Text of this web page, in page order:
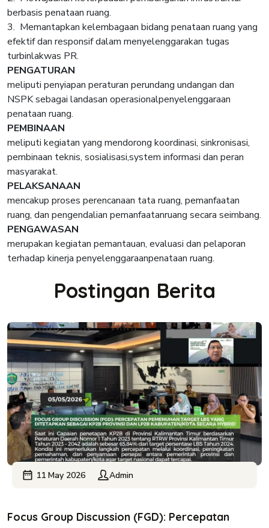
berbasis penataan ruang.
3. Memantapkan kelembagaan bidang penataan ruang yang
efektif dan responsif dalam menyelenggarakan tugas
turbinlakwas PR.
PENGATURAN
meliputi penyiapan peraturan perundang undangan dan
NSPK sebagai landasan operasionalpenyelenggaraan
penataan ruang.
PEMBINAAN
meliputi kegiatan yang mendorong koordinasi, sinkronisasi,
pembinaan teknis, sosialisasi,system informasi dan peran
masyarakat.
PELAKSANAAN
mencakup proses perencanaan tata ruang, pemanfaatan
ruang, dan pengendalian pemanfaatanruang secara seimbang.
PENGAWASAN
merupakan kegiatan pemantauan, evaluasi dan pelaporan
terhadap kinerja penyelenggaraanpenataan ruang.
Postingan Berita
11 May 2026 Admin
Focus Group Discussion (FGD): Percepatan